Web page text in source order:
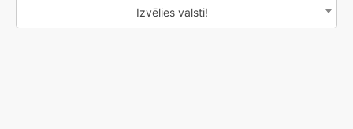
Izvēlies valsti!